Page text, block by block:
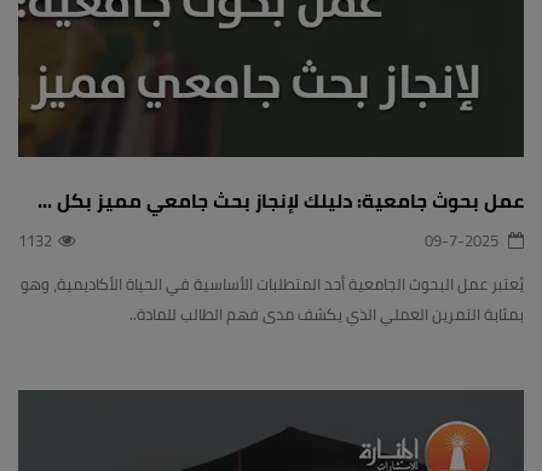
عمل بحوث جامعية: دليلك لإنجاز بحث جامعي مميز بكل ...
1132
يُعتبر عمل البحوث الجامعية أحد المتطلبات الأساسية في الحياة الأكاديمية، وهو
بمثابة التمرين العملي الذي يكشف مدى فهم الطالب للمادة..